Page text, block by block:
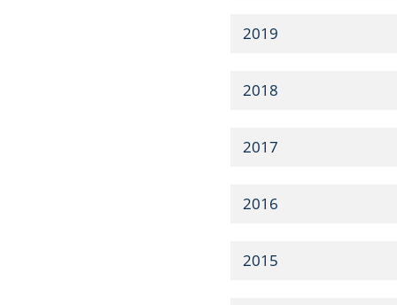
2019
2018
2017
2016
2015